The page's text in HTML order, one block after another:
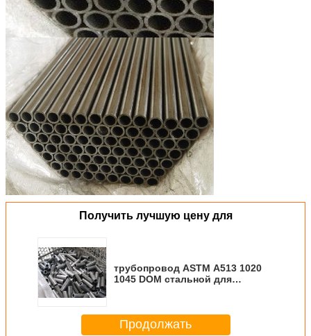
Получить лучшую цену для
трубопровод ASTM A513 1020
1045 DOM стальной для
Продолжать